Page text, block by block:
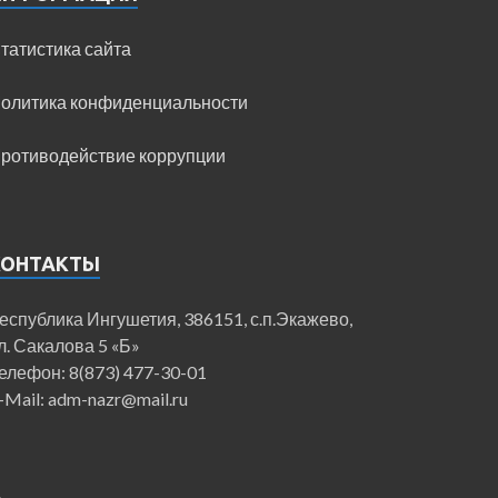
сайта
конфиденциальности
коррупции
Ингушетия, 386151, с.п.Экажево,
Сакалова 5 «Б»
8(873) 477-30-01
Mail: adm-nazr@mail.ru